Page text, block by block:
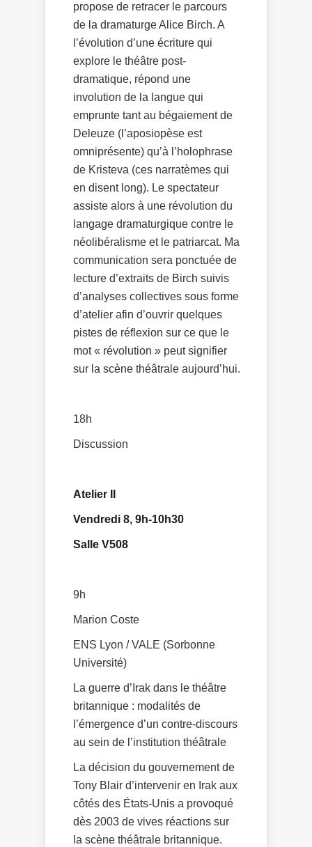
propose de retracer le parcours
de la dramaturge Alice Birch. A
l’évolution d’une écriture qui
explore le théâtre post-
dramatique, répond une
involution de la langue qui
emprunte tant au bégaiement de
Deleuze (l’aposiopèse est
omniprésente) qu’à l’holophrase
de Kristeva (ces narratèmes qui
en disent long). Le spectateur
assiste alors à une révolution du
langage dramaturgique contre le
néolibéralisme et le patriarcat. Ma
communication sera ponctuée de
lecture d’extraits de Birch suivis
d’analyses collectives sous forme
d’atelier afin d’ouvrir quelques
pistes de réflexion sur ce que le
mot « révolution » peut signifier
sur la scène théâtrale aujourd’hui.
18h
Discussion
Atelier II
Vendredi 8, 9h-10h30
Salle V508
9h
Marion Coste
ENS Lyon / VALE (Sorbonne
Université)
La guerre d’Irak dans le théâtre
britannique : modalités de
l’émergence d’un contre-discours
au sein de l’institution théâtrale
La décision du gouvernement de
Tony Blair d’intervenir en Irak aux
côtés des États-Unis a provoqué
dès 2003 de vives réactions sur
la scène théâtrale britannique.